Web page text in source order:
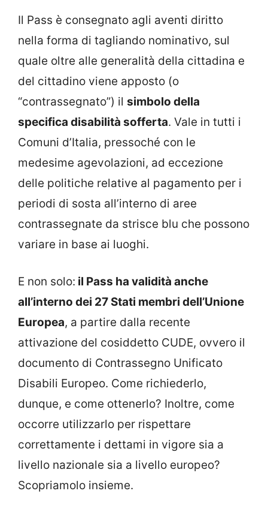
Il Pass è consegnato agli aventi diritto
nella forma di tagliando nominativo, sul
quale oltre alle generalità della cittadina e
del cittadino viene apposto (o
“contrassegnato”) il simbolo della
specifica disabilità sofferta. Vale in tutti i
Comuni d’Italia, pressoché con le
medesime agevolazioni, ad eccezione
delle politiche relative al pagamento per i
periodi di sosta all’interno di aree
contrassegnate da strisce blu che possono
variare in base ai luoghi.
E non solo: il Pass ha validità anche
all’interno dei 27 Stati membri dell’Unione
Europea, a partire dalla recente
attivazione del cosiddetto CUDE, ovvero il
documento di Contrassegno Unificato
Disabili Europeo. Come richiederlo,
dunque, e come ottenerlo? Inoltre, come
occorre utilizzarlo per rispettare
correttamente i dettami in vigore sia a
livello nazionale sia a livello europeo?
Scopriamolo insieme.